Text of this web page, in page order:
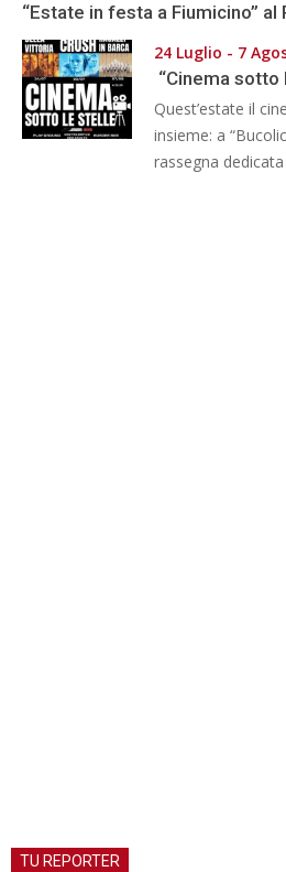
“Estate in festa a Fiumicino”
24 Luglio - 7
“Cinema sotto
Quest’estate il
insieme: a
rassegna
TU REPORTER